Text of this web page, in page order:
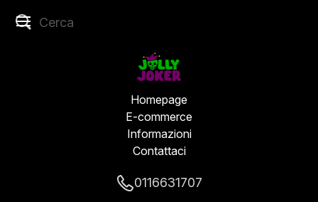
Homepage
E-commerce
Informazioni
Contattaci
0116631707